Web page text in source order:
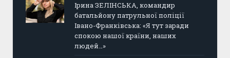
Ірина ЗЕЛІНСЬКА, командир
батальйону патрульної поліції
Івано-Франківська: «Я тут заради
спокою нашої країни, наших
людей…»